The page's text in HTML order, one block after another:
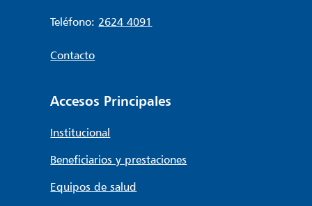
Teléfono: 2624 4091
Contacto
Accesos Principales
Institucional
Beneficiarios y prestaciones
Equipos de salud